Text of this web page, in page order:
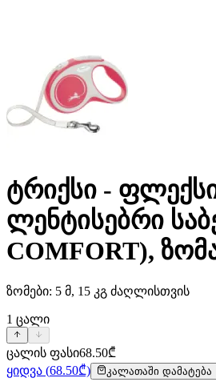
ტრიქსი -
ლენტისებრი
COMFORT),
ზომები: 5 მ, 15 კგ ძაღლისთვის
1 ცალი
ცალის ფასი68.50₾
ყიდვა (68.50₾) კალათაში დამატება